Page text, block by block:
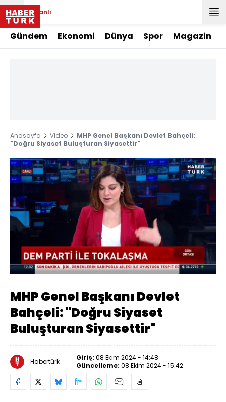
Canlı
Gündem Ekonomi Dünya Spor Magazin
Anasayfa Video
MHP Genel Başkanı Devlet Bahçeli:
"Doğru Siyaset Buluşturan Siyasettir"
Sesi
Aç
Yüklendi:
40.94%
Oynatma
Hızı
MHP Genel Başkanı Devlet
Bahçeli: "Doğru Siyaset
Buluşturan Siyasettir"
Habertürk Giriş: 08 Ekim 2024 - 14:48
Güncelleme: 08 Ekim 2024 - 15:42